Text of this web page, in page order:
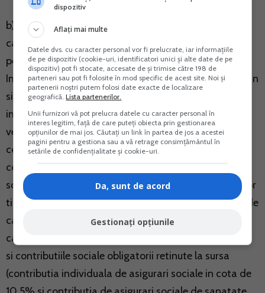
b) Aceasta formula se identifica metodologiei de
calcul a impozitului final. Persoana fizica poate opta
pentru stabilirea impozitului pe venit ca impozit final.
Impozitul pe venit final in cota de 16% se calculeaza, in
situatia in care persoana opteaza pentru acest tip de
impunere, prin retinere la sursa la momentul platii
veniturilor de catre platitorii veniturilor, prin aplicarea
cotei de 16% asupra venitului brut din care se deduce
cota forfetara de cheltuieli, dupa caz, si contributiile
sociale obligatorii retinute la sursa potrivit prevederilor
titlului V - Contributii sociale obligatorii. Astfel, baza de
calcul a impozitului pe venit final este venitul brut din
care se deduce cota forfetara de cheltuieli, dupa caz,
si contributiile sociale obligatorii retinute la sursa
(contributia individuala de asigurari sociale in cota de
dispozitiv
Aflați mai multe
Datele dvs. cu caracter personal vor fi prelucrate, iar informațiile
de pe dispozitiv (cookie-uri, identificatori unici și alte date de pe
dispozitiv) pot fi stocate, accesate de și trimise către 198 de
parteneri sau pot fi folosite în mod specific de acest site. Noi și
partenerii noștri putem folosi date exacte de localizare
geografică.Lista partenerilor.
Unii furnizori vă pot prelucra datele cu caracter personal în
interes legitim, față de care puteți obiecta prin gestionarea
opțiunilor de mai jos. Căutați un link în partea de jos a acestei
pagini pentru a gestiona sau a vă retrage consimțământul în
setările de confidențialitate și cookie-uri.
Da, sunt de acord
Gestionați opțiunile